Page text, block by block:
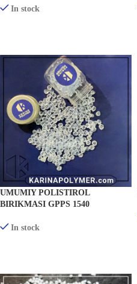
In stock
UMUMIY POLISTIROL
BIRIKMASI GPPS 1540
In stock